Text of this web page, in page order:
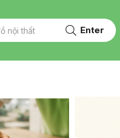
Enter